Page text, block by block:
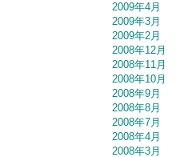
2009年4月
2009年3月
2009年2月
2008年12月
2008年11月
2008年10月
2008年9月
2008年8月
2008年7月
2008年4月
2008年3月